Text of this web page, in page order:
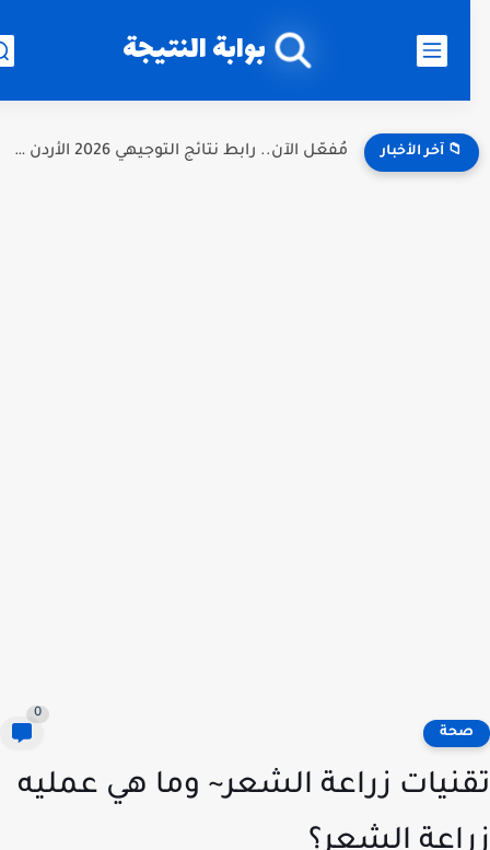
بوابة النتيجة
📁 آخر الأخبار مُفعّل الآن.. رابط نتائج التوجيهي 2026 الأردن برقم الجلوس عبر...
زراعة الشعر~ وما هي عمليه
الشعر؟